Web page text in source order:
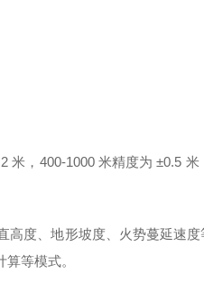
米，400-1000 米精度为 ±0.5
度、地形坡度、火势蔓延速
等模式。